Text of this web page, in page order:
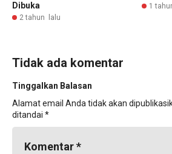
Dibuka
2 tahun lalu
1
Tidak ada komentar
Tinggalkan Balasan
Alamat email Anda tidak akan
ditandai *
Komentar*